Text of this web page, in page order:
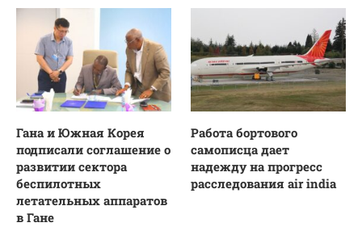
Гана и Южная Корея
подписали соглашение о
развитии сектора
беспилотных
летательных аппаратов
в Гане
Работа бортового
самописца дает
надежду на прогресс
расследования air india